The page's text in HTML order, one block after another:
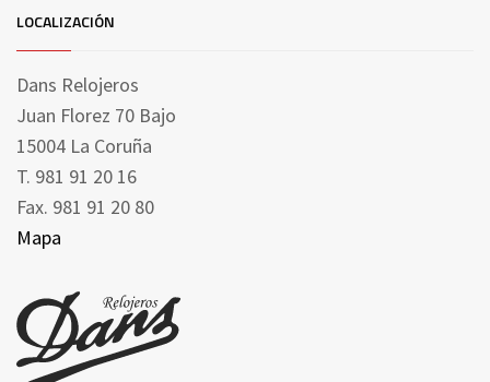
LOCALIZACIÓN
Dans Relojeros
Juan Florez 70 Bajo
15004 La Coruña
T. 981 91 20 16
Fax. 981 91 20 80
Mapa